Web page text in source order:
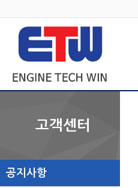
고객센터
공지사항